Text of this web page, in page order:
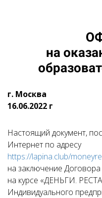
на
г. Москва
16.06.2022 г
Настоящий документ,
Интернет по адресу
https://lapina.club/
на заключение
на курсе «ДЕНЬГИ.
Индивидуального